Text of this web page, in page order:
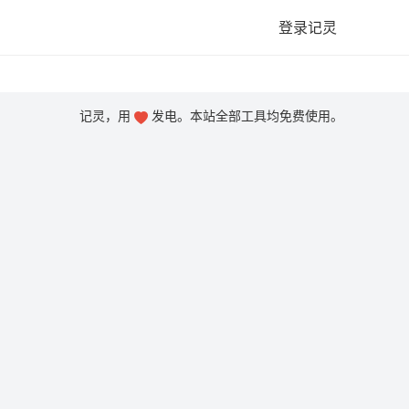
登录记灵
记灵，用 发电。本站全部工具均免费使用。